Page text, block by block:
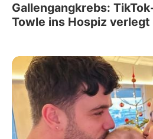
Gallengangkrebs:
Towle ins Hospiz verlegt